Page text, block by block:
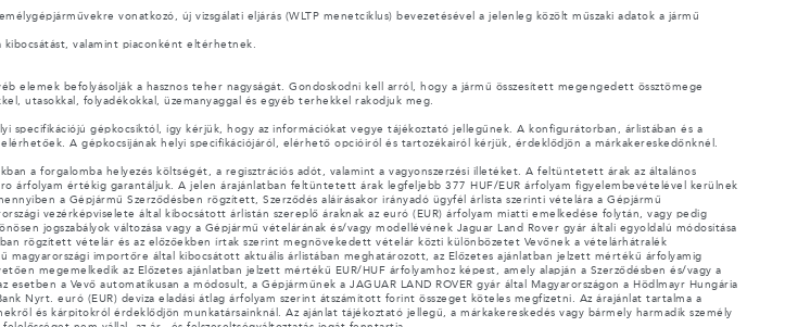
vonatkozó, új vizsgálati eljárás (WLTP menetciklus) bevezetésével a jelenleg közölt műszaki adatok a jármű
kibocsátást, valamint piaconként eltérhetnek.
befolyásolják a hasznos teher nagyságát. Gondoskodni kell arról, hogy a jármű összesített megengedett össztömege
utasokkal, folyadékokkal, üzemanyaggal és egyéb terhekkel rakodjuk meg.
gépkocsiktól, így kérjük, hogy az információkat vegye tájékoztató jellegűnek. A konfigurátorban, árlistában és a
A gépkocsijának helyi specifikációjáról, elérhető opcióiról és tartozékairól kérjük, érdeklődjön a márkakereskedőnknél.
a forgalomba helyezés költségét, a regisztrációs adót, valamint a vagyonszerzési illetéket. A feltüntetett árak az általános
értékig garantáljuk. A jelen árajánlatban feltüntetett árak legfeljebb 377 HUF/EUR árfolyam figyelembevételével kerülnek
a Gépjármű Szerződésben rögzített, Szerződés aláírásakor irányadó ügyfél árlista szerinti vételára a Gépjármű
vezérképviselete által kibocsátott árlistán szereplő áraknak az euró (EUR) árfolyam miatti emelkedése folytán, vagy pedig
jogszabályok változása vagy a Gépjármű vételárának és/vagy modellévének Jaguar Land Rover gyár általi egyoldalú módosítása
rögzített vételár és az előzőekben írtak szerint megnövekedett vételár közti különbözetet Vevőnek a vételárhátralék
importőre által kibocsátott aktuális árlistában meghatározott, az Előzetes ajánlatban jelzett mértékű árfolyamig
megemelkedik az Előzetes ajánlatban jelzett mértékű EUR/HUF árfolyamhoz képest, amely alapján a Szerződésben és/vagy a
a Vevő automatikusan a módosult, a Gépjárműnek a JAGUAR LAND ROVER gyár által Magyarországon a Hödlmayr Hungária
Nyrt. euró (EUR) deviza eladási átlag árfolyam szerint átszámított forint összeget köteles megfizetni. Az árajánlat tartalma a
és kárpitokról érdeklődjön munkatársainknál. Az ajánlat tájékoztató jellegű, a márkakereskedés vagy bármely harmadik személy